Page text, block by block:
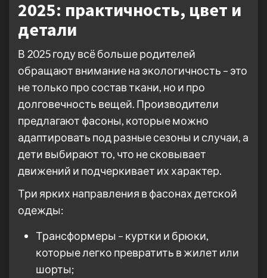
2025: практичность, цвет и
детали
В 2025 году всё больше родителей
обращают внимание на экологичность – это
не только про состав ткани, но и про
долговечность вещей. Производители
предлагают фасоны, которые можно
адаптировать под разные сезоны и случаи, а
дети выбирают то, что не сковывает
движений и подчеркивает их характер.
Три ярких направления в фасонах детской
одежды:
Трансформеры – куртки и брюки,
которые легко превратить в жилет или
шорты;